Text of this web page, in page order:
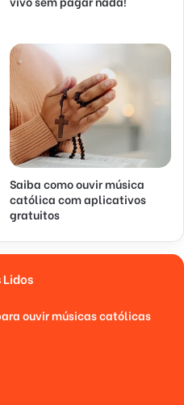
Saiba como ouvir música
católica com aplicativos
gratuitos
Lidos
ouvir músicas católicas